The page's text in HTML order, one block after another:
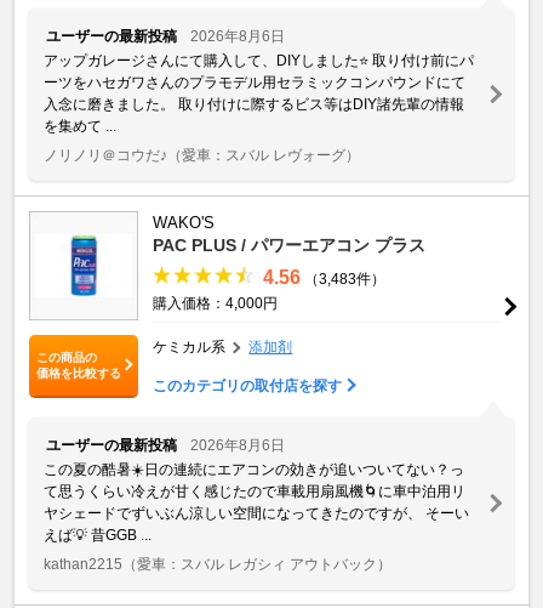
ユーザーの最新投稿
2026年8月6日
アップガレージさんにて購入して、DIYしました⭐️ 取り付け前にパ
ーツをハセガワさんのプラモデル用セラミックコンパウンドにて
入念に磨きました。 取り付けに際するビス等はDIY諸先輩の情報
を集めて ...
ノリノリ＠コウだ♪ （愛車：スバル レヴォーグ）
この商品の
価格を比較する
WAKO'S
PAC PLUS / パワーエアコン プラス
4.56
（3,483件）
購入価格：4,000円
ケミカル系 添加剤
このカテゴリの取付店を探す
ユーザーの最新投稿
2026年8月6日
この夏の酷暑☀️日の連続にエアコンの効きが追いついてない？っ
て思うくらい冷えが甘く感じたので車載用扇風機🌀に車中泊用リ
ヤシェードでずいぶん涼しい空間になってきたのですが、 そーい
えば💡 昔GGB ...
kathan2215 （愛車：スバル レガシィ アウトバック）